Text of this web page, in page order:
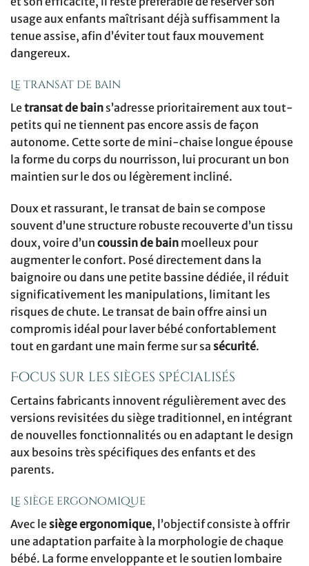
usage aux enfants maîtrisant déjà suffisamment la
tenue assise, afin d’éviter tout faux mouvement
dangereux.
Le transat de bain
Letransat de bain s’adresse prioritairement aux tout-
petits qui ne tiennent pas encore assis de façon
autonome. Cette sorte de mini-chaise longue épouse
la forme du corps du nourrisson, lui procurant un bon
maintien sur le dos ou légèrement incliné.
Doux et rassurant, le transat de bain se compose
souvent d’une structure robuste recouverte d’un tissu
doux, voire d’un coussin de bain moelleux pour
augmenter le confort. Posé directement dans la
baignoire ou dans une petite bassine dédiée, il réduit
significativement les manipulations, limitant les
risques de chute. Le transat de bain offre ainsi un
compromis idéal pour laver bébé confortablement
tout en gardant une main ferme sur sa sécurité.
Focus sur les sièges spécialisés
Certains fabricants innovent régulièrement avec des
versions revisitées du siège traditionnel, en intégrant
de nouvelles fonctionnalités ou en adaptant le design
aux besoins très spécifiques des enfants et des
parents.
Le siège ergonomique
Avec le siège ergonomique, l’objectif consiste à offrir
une adaptation parfaite à la morphologie de chaque
bébé. La forme enveloppante et le soutien lombaire